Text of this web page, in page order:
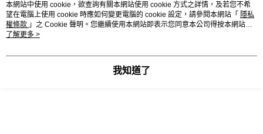
熱門標籤
本網站中使用 cookie，欲查詢有關本網站使用 cookie 方式之詳情，及若您不希
望在電腦上使用 cookie 時應如何變更電腦的 cookie 設定，請參閱本網站「 隱私
權條款 」之 Cookie 聲明。您繼續使用本網站即表示您同意本公司得按本網站使
用條款之 Cookie 聲明使用 cookie。
了解更多 >
我知道了